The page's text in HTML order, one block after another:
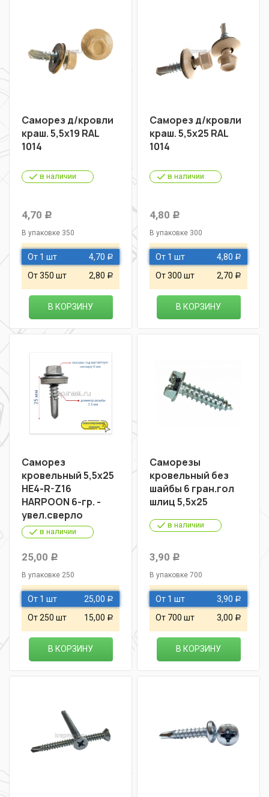
Саморез д/кровли
краш. 5,5х19 RAL
1014
в наличии
4,70 Р
В упаковке 350
От 1 шт 4,70 Р
От 350 шт 2,80 Р
В КОРЗИНУ
Саморез д/кровли
краш. 5,5х25 RAL
1014
в наличии
4,80 Р
В упаковке 300
От 1 шт 4,80 Р
От 300 шт 2,70 Р
В КОРЗИНУ
Саморез
кровельный 5,5х25
НЕ4-R-Z16
HARPOON 6-гр. -
увел.сверло
в наличии
25,00 Р
В упаковке 250
От 1 шт 25,00 Р
От 250 шт 15,00 Р
В КОРЗИНУ
Саморезы
кровельный без
шайбы 6 гран.гол
шлиц 5,5х25
в наличии
3,90 Р
В упаковке 700
От 1 шт 3,90 Р
От 700 шт 3,00 Р
В КОРЗИНУ